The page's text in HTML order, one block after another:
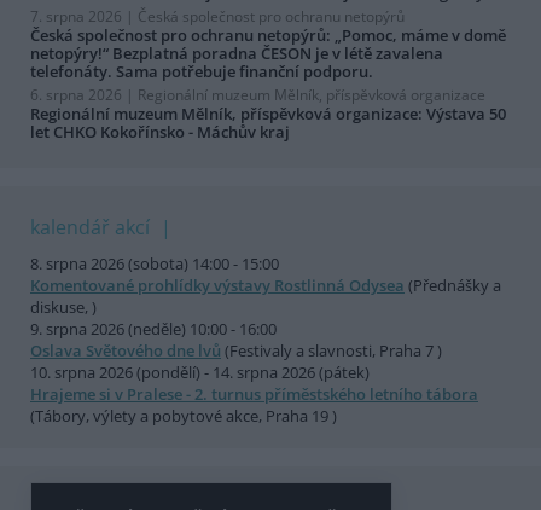
7. srpna 2026 | Česká společnost pro ochranu netopýrů
Česká společnost pro ochranu netopýrů: „Pomoc, máme v domě
netopýry!“ Bezplatná poradna ČESON je v létě zavalena
telefonáty. Sama potřebuje finanční podporu.
6. srpna 2026 | Regionální muzeum Mělník, příspěvková organizace
Regionální muzeum Mělník, příspěvková organizace: Výstava 50
let CHKO Kokořínsko - Máchův kraj
kalendář akcí
8. srpna 2026 (sobota) 14:00 - 15:00
Komentované prohlídky výstavy Rostlinná Odysea (Přednášky a
diskuse, )
9. srpna 2026 (neděle) 10:00 - 16:00
Oslava Světového dne lvů (Festivaly a slavnosti, Praha 7 )
10. srpna 2026 (pondělí) - 14. srpna 2026 (pátek)
Hrajeme si v Pralese - 2. turnus příměstského letního tábora
(Tábory, výlety a pobytové akce, Praha 19 )